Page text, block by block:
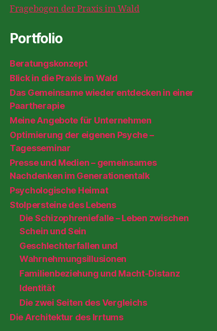
Fragebogen der Praxis im Wald
Portfolio
Beratungskonzept
Blick in die Praxis im Wald
Das Gemeinsame wieder entdecken in einer
Paartherapie
Meine Angebote für Unternehmen
Optimierung der eigenen Psyche –
Tagesseminar
Presse und Medien – gemeinsames
Nachdenken im Generationentalk
Psychologische Heimat
Stolpersteine des Lebens
Die Schizophreniefalle – Leben zwischen
Schein und Sein
Geschlechterfallen und
Wahrnehmungsillusionen
Familienbeziehung und Macht-Distanz
Identität
Die zwei Seiten des Vergleichs
Die Architektur des Irrtums